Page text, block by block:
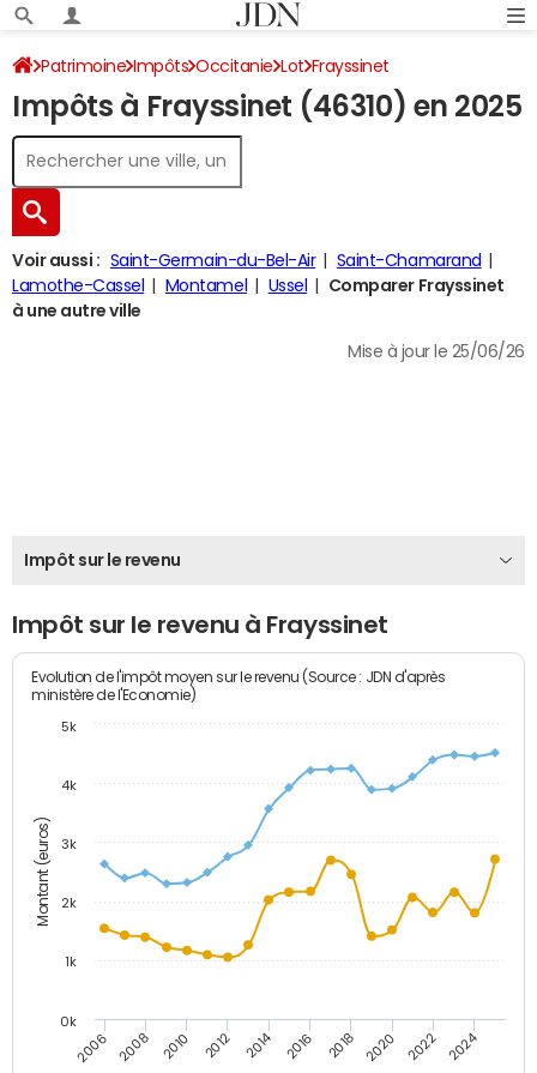
Patrimoine Impôts Occitanie Lot Frayssinet
Impôt sur le revenu
Impôts à Frayssinet (46310) en 2025
Voir aussi : Saint-Germain-du-Bel-Air
Saint-Chamarand
Lamothe-Cassel
Montamel Ussel
Comparer Frayssinet
à une autre ville
Mise à jour le 25/06/26
Impôt sur le revenu
Impôt sur le revenu à Frayssinet
Montant (euros)
Evolution de l'impôt moyen sur le revenu (Source : JDN d'après
ministère de l'Economie)
2006 2008 2010 2012 2014 2016 2018 2020 2022 2024
0k
1k
2k
3k
4k
5k